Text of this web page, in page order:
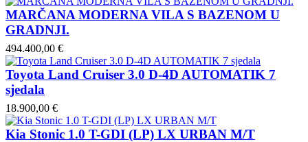
MARČANA MODERNA VILA S BAZENOM U
GRADNJI.
494.400,00 €
Toyota Land Cruiser 3.0 D-4D AUTOMATIK 7
sjedala
18.900,00 €
Kia Stonic 1.0 T-GDI (LP) LX URBAN M/T